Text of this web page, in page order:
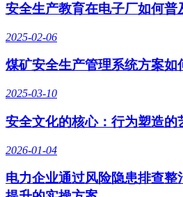
安全生产教育在电子厂如何普
2025-02-06
煤矿安全生产管理系统方案如
2025-03-10
安全文化的核心：行为塑造的
2026-01-04
电力企业通过风险隐患排查整